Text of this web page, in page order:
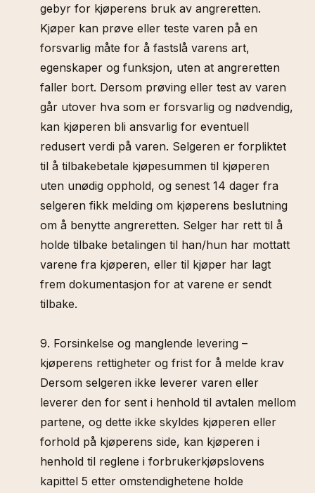
gebyr for kjøperens bruk av angreretten.
Kjøper kan prøve eller teste varen på en
forsvarlig måte for å fastslå varens art,
egenskaper og funksjon, uten at angreretten
faller bort. Dersom prøving eller test av varen
går utover hva som er forsvarlig og nødvendig,
kan kjøperen bli ansvarlig for eventuell
redusert verdi på varen. Selgeren er forpliktet
til å tilbakebetale kjøpesummen til kjøperen
uten unødig opphold, og senest 14 dager fra
selgeren fikk melding om kjøperens beslutning
om å benytte angreretten. Selger har rett til å
holde tilbake betalingen til han/hun har mottatt
varene fra kjøperen, eller til kjøper har lagt
frem dokumentasjon for at varene er sendt
tilbake.
9. Forsinkelse og manglende levering –
kjøperens rettigheter og frist for å melde krav
Dersom selgeren ikke leverer varen eller
leverer den for sent i henhold til avtalen mellom
partene, og dette ikke skyldes kjøperen eller
forhold på kjøperens side, kan kjøperen i
henhold til reglene i forbrukerkjøpslovens
kapittel 5 etter omstendighetene holde